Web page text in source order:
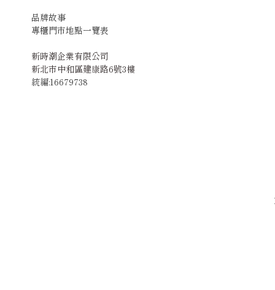
品牌故事
專櫃門市地點一覽表
新時潮企業有限公司
新北市中和區建康路6號3樓
統編:16679738